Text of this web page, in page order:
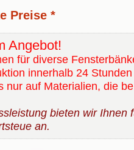
Preise *
Angebot!
für diverse
innerhalb 24
nur auf Materialien, die
bieten wir Ihnen
an.